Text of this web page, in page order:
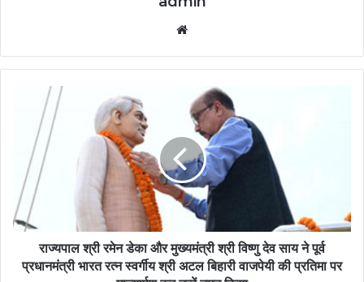
राज्यपाल श्री रमेन डेका और मुख्यमंत्री श्री विष्णु देव साय ने पूर्व
प्रधानमंत्री भारत रत्न स्वर्गीय श्री अटल बिहारी वाजपेयी की प्रतिमा पर